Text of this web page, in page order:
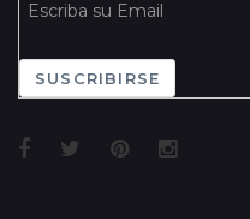
SUSCRIBIRSE